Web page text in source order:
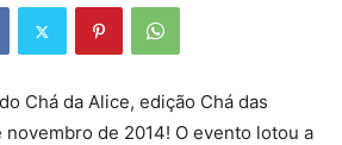
Chá da Alice, edição Chá das
novembro de 2014! O evento lotou a